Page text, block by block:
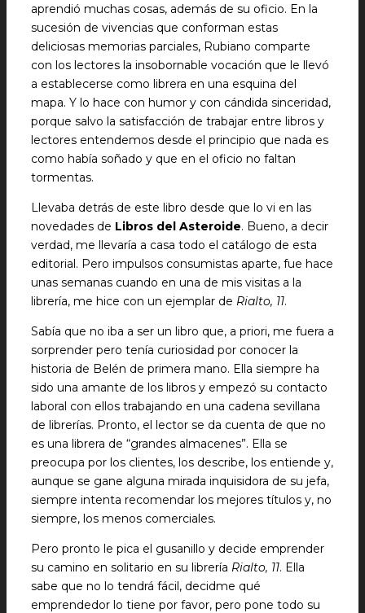
aprendió muchas cosas, además de su oficio. En la
sucesión de vivencias que conforman estas
deliciosas memorias parciales, Rubiano comparte
con los lectores la insobornable vocación que le llevó
a establecerse como librera en una esquina del
mapa. Y lo hace con humor y con cándida sinceridad,
porque salvo la satisfacción de trabajar entre libros y
lectores entendemos desde el principio que nada es
como había soñado y que en el oficio no faltan
tormentas.
Llevaba detrás de este libro desde que lo vi en las
novedades de Libros del Asteroide. Bueno, a decir
verdad, me llevaría a casa todo el catálogo de esta
editorial. Pero impulsos consumistas aparte, fue hace
unas semanas cuando en una de mis visitas a la
librería, me hice con un ejemplar de Rialto, 11.
Sabía que no iba a ser un libro que, a priori, me fuera a
sorprender pero tenía curiosidad por conocer la
historia de Belén de primera mano. Ella siempre ha
sido una amante de los libros y empezó su contacto
laboral con ellos trabajando en una cadena sevillana
de librerías. Pronto, el lector se da cuenta de que no
es una librera de “grandes almacenes”. Ella se
preocupa por los clientes, los describe, los entiende y,
aunque se gane alguna mirada inquisidora de su jefa,
siempre intenta recomendar los mejores títulos y, no
siempre, los menos comerciales.
Pero pronto le pica el gusanillo y decide emprender
su camino en solitario en su librería Rialto, 11. Ella
sabe que no lo tendrá fácil, decidme qué
emprendedor lo tiene por favor, pero pone todo su